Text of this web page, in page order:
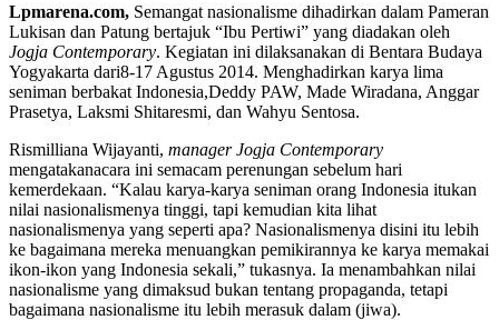
Lpmarena.com, Semangat nasionalisme dihadirkan dalam Pameran
Lukisan dan Patung bertajuk “Ibu Pertiwi” yang diadakan oleh
Jogja Contemporary. Kegiatan ini dilaksanakan di Bentara Budaya
Yogyakarta dari8-17 Agustus 2014. Menghadirkan karya lima
seniman berbakat Indonesia,Deddy PAW, Made Wiradana, Anggar
Prasetya, Laksmi Shitaresmi, dan Wahyu Sentosa.
Rismilliana Wijayanti, manager Jogja Contemporary
mengatakanacara ini semacam perenungan sebelum hari
kemerdekaan. “Kalau karya-karya seniman orang Indonesia itukan
nilai nasionalismenya tinggi, tapi kemudian kita lihat
nasionalismenya yang seperti apa? Nasionalismenya disini itu lebih
ke bagaimana mereka menuangkan pemikirannya ke karya memakai
ikon-ikon yang Indonesia sekali,” tukasnya. Ia menambahkan nilai
nasionalisme yang dimaksud bukan tentang propaganda, tetapi
bagaimana nasionalisme itu lebih merasuk dalam (jiwa).